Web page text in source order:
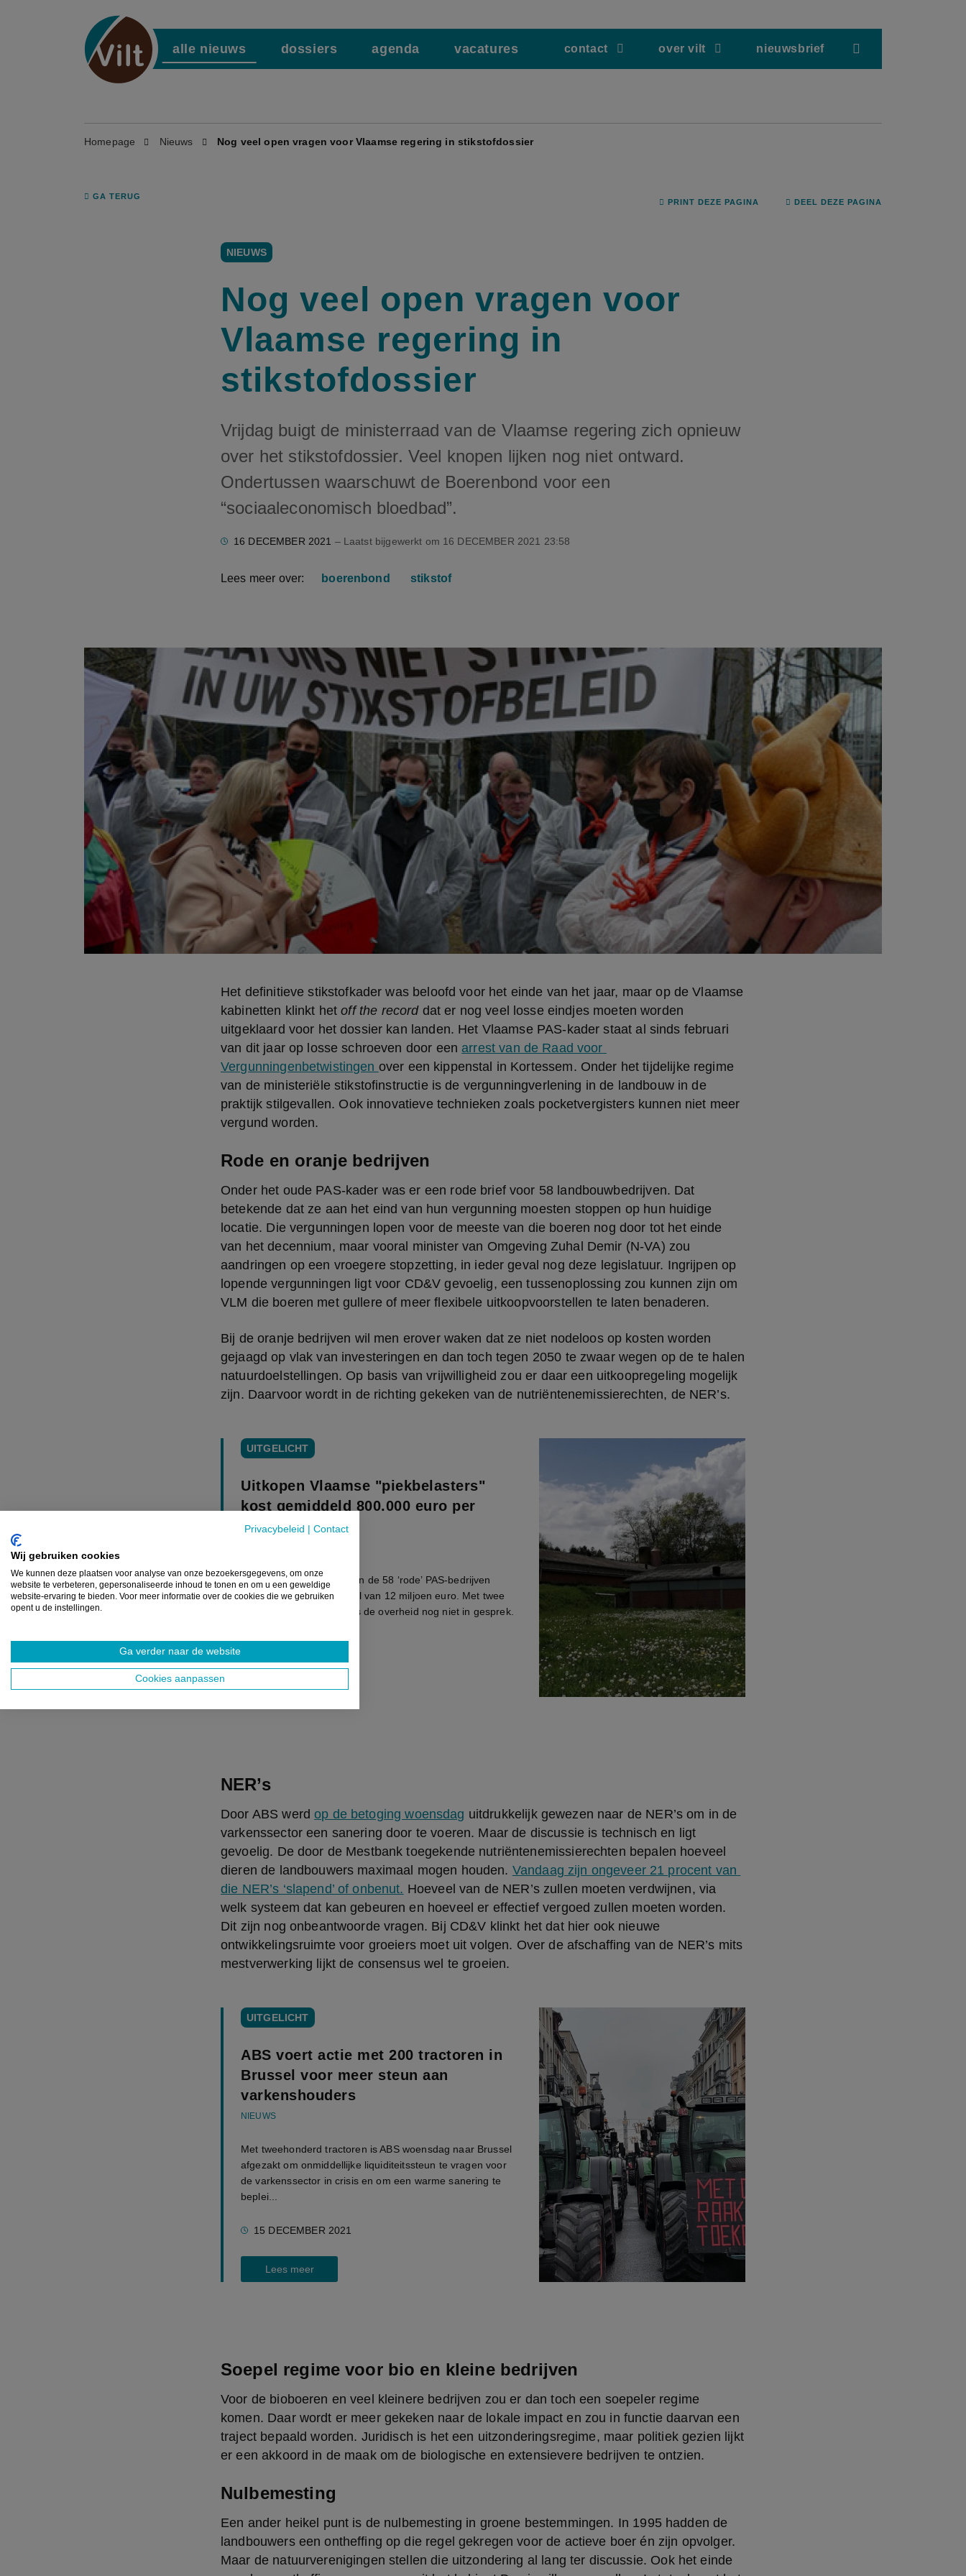
Privacybeleid Contact
Wij gebruiken cookies
We kunnen deze plaatsen voor analyse van onze bezoekersgegevens, om onze
website te verbeteren, gepersonaliseerde inhoud te tonen en om u een geweldige
website-ervaring te bieden. Voor meer informatie over de cookies die we gebruiken
opent u de instellingen.
Ga verder naar de website
Cookies aanpassen
alle nieuws dossiers agenda vacatures contact over vilt nieuwsbrief
Homepage Nieuws Nog veel open vragen voor Vlaamse regering in stikstofdossier
GA TERUG
PRINT DEZE PAGINA DEEL DEZE PAGINA
NIEUWS
Nog veel open vragen voor
Vlaamse regering in
stikstofdossier
Vrijdag buigt de ministerraad van de Vlaamse regering zich opnieuw
over het stikstofdossier. Veel knopen lijken nog niet ontward.
Ondertussen waarschuwt de Boerenbond voor een
“sociaaleconomisch bloedbad”.
16 DECEMBER 2021 – Laatst bijgewerkt om 16 DECEMBER 2021 23:58
Lees meer over: boerenbond stikstof
Het definitieve stikstofkader was beloofd voor het einde van het jaar, maar op de Vlaamse
kabinetten klinkt het off the record dat er nog veel losse eindjes moeten worden
uitgeklaard voor het dossier kan landen. Het Vlaamse PAS-kader staat al sinds februari
van dit jaar op losse schroeven door een arrest van de Raad voor
Vergunningenbetwistingen over een kippenstal in Kortessem. Onder het tijdelijke regime
van de ministeriële stikstofinstructie is de vergunningverlening in de landbouw in de
praktijk stilgevallen. Ook innovatieve technieken zoals pocketvergisters kunnen niet meer
vergund worden.
Rode en oranje bedrijven
Onder het oude PAS-kader was er een rode brief voor 58 landbouwbedrijven. Dat
betekende dat ze aan het eind van hun vergunning moesten stoppen op hun huidige
locatie. Die vergunningen lopen voor de meeste van die boeren nog door tot het einde
van het decennium, maar vooral minister van Omgeving Zuhal Demir (N-VA) zou
aandringen op een vroegere stopzetting, in ieder geval nog deze legislatuur. Ingrijpen op
lopende vergunningen ligt voor CD&V gevoelig, een tussenoplossing zou kunnen zijn om
VLM die boeren met gullere of meer flexibele uitkoopvoorstellen te laten benaderen.
Bij de oranje bedrijven wil men erover waken dat ze niet nodeloos op kosten worden
gejaagd op vlak van investeringen en dan toch tegen 2050 te zwaar wegen op de te halen
natuurdoelstellingen. Op basis van vrijwilligheid zou er daar een uitkoopregeling mogelijk
zijn. Daarvoor wordt in de richting gekeken van de nutriëntenemissierechten, de NER’s.
UITGELICHT
Uitkopen Vlaamse "piekbelasters"
kost gemiddeld 800.000 euro per
bedrijf
Sinds 2017 werden 15 van de 58 ‘rode’ PAS-bedrijven
uitgekocht voor een totaal van 12 miljoen euro. Met twee
derde van die bedrijven is de overheid nog niet in gesprek.
NER’s
Door ABS werd op de betoging woensdag uitdrukkelijk gewezen naar de NER’s om in de
varkenssector een sanering door te voeren. Maar de discussie is technisch en ligt
gevoelig. De door de Mestbank toegekende nutriëntenemissierechten bepalen hoeveel
dieren de landbouwers maximaal mogen houden. Vandaag zijn ongeveer 21 procent van
die NER’s ‘slapend’ of onbenut. Hoeveel van de NER’s zullen moeten verdwijnen, via
welk systeem dat kan gebeuren en hoeveel er effectief vergoed zullen moeten worden.
Dit zijn nog onbeantwoorde vragen. Bij CD&V klinkt het dat hier ook nieuwe
ontwikkelingsruimte voor groeiers moet uit volgen. Over de afschaffing van de NER’s mits
mestverwerking lijkt de consensus wel te groeien.
UITGELICHT
ABS voert actie met 200 tractoren in
Brussel voor meer steun aan
varkenshouders
NIEUWS
Met tweehonderd tractoren is ABS woensdag naar Brussel
afgezakt om onmiddellijke liquiditeitssteun te vragen voor
de varkenssector in crisis en om een warme sanering te
beplei...
15 DECEMBER 2021
Lees meer
Soepel regime voor bio en kleine bedrijven
Voor de bioboeren en veel kleinere bedrijven zou er dan toch een soepeler regime
komen. Daar wordt er meer gekeken naar de lokale impact en zou in functie daarvan een
traject bepaald worden. Juridisch is het een uitzonderingsregime, maar politiek gezien lijkt
er een akkoord in de maak om de biologische en extensievere bedrijven te ontzien.
Nulbemesting
Een ander heikel punt is de nulbemesting in groene bestemmingen. In 1995 hadden de
landbouwers een ontheffing op die regel gekregen voor de actieve boer én zijn opvolger.
Maar de natuurverenigingen stellen die uitzondering al lang ter discussie. Ook het einde